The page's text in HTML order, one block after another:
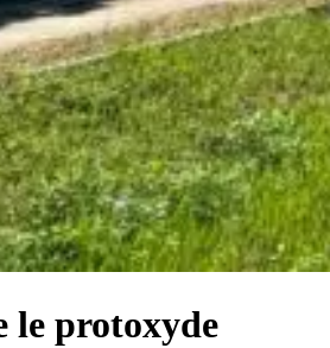
le protoxyde